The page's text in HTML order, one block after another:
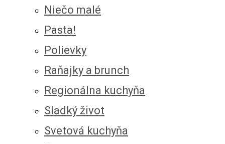
Niečo malé
Pasta!
Polievky
Raňajky a brunch
Regionálna kuchyňa
Sladký život
Svetová kuchyňa